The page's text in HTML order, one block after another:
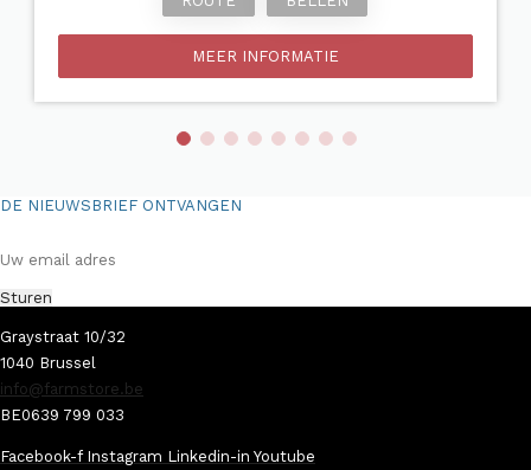
MEER INFORMATIE
DE NIEUWSBRIEF ONTVANGEN
Graystraat 10/32
1040 Brussel
info@farmstore.be
BE0639 799 033
Facebook-f Instagram Linkedin-in Youtube